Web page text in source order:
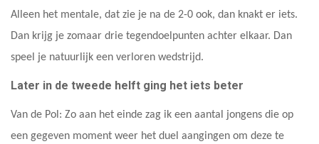
Alleen het mentale, dat zie je na de 2-0 ook, dan knakt er iets.
Dan krijg je zomaar drie tegendoelpunten achter elkaar. Dan
speel je natuurlijk een verloren wedstrijd.
Later in de tweede helft ging het iets beter
Van de Pol: Zo aan het einde zag ik een aantal jongens die op
een gegeven moment weer het duel aangingen om deze te